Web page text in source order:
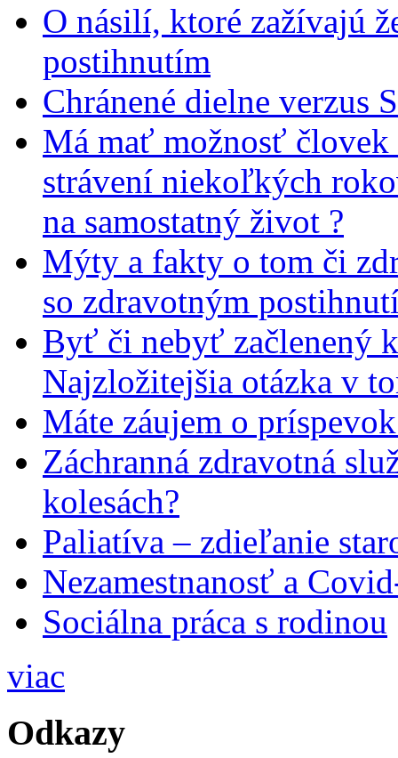
O násilí, ktoré zažívajú
postihnutím
Chránené dielne verzus
Má mať možnosť
strávení niekoľkých
na samostatný život ?
Mýty a fakty o tom či
so zdravotným
Byť či nebyť začlenený
Najzložitejšia otázka v
Máte záujem o
Záchranná zdravotná
kolesách?
Paliatíva – zdieľanie
Nezamestnanosť a
Sociálna práca s rodinou
viac
Odkazy